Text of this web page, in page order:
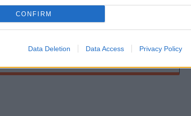
CONFIRM
Data Deletion Data Access Privacy Policy